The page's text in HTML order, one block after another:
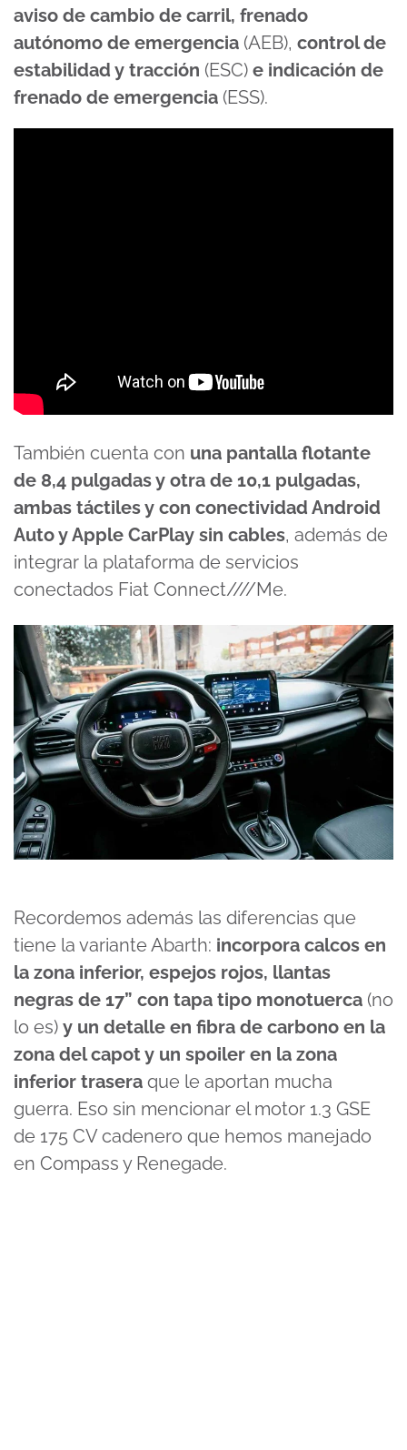
aviso de cambio de carril, frenado
autónomo de emergencia (AEB), control de
estabilidad y tracción (ESC) e indicación de
frenado de emergencia (ESS).
También cuenta con una pantalla flotante
de 8,4 pulgadas y otra de 10,1 pulgadas,
ambas táctiles y con conectividad Android
Auto y Apple CarPlay sin cables, además de
integrar la plataforma de servicios
conectados Fiat Connect////Me.
Recordemos además las diferencias que
tiene la variante Abarth: incorpora calcos en
la zona inferior, espejos rojos, llantas
negras de 17” con tapa tipo monotuerca (no
lo es) y un detalle en fibra de carbono en la
zona del capot y un spoiler en la zona
inferior trasera que le aportan mucha
guerra. Eso sin mencionar el motor 1.3 GSE
de 175 CV cadenero que hemos manejado
en Compass y Renegade.